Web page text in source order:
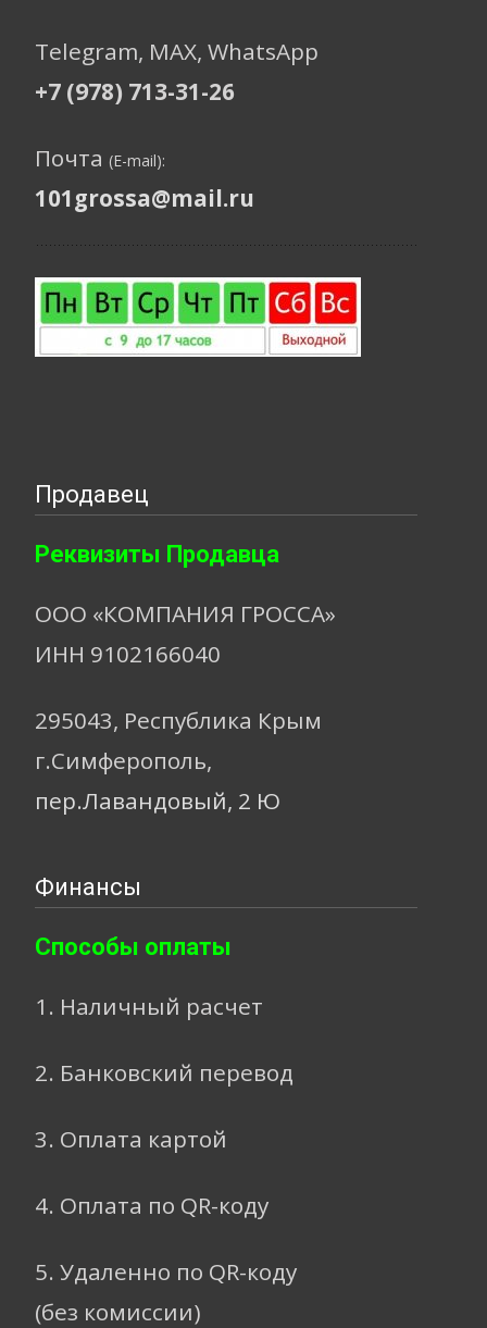
Telegram, МАХ, WhatsApp
+7 (978) 713-31-26
Почта (E-mail):
101grossa@mail.ru
Продавец
Реквизиты Продавца
ООО «КОМПАНИЯ ГРОССА»
ИНН 9102166040
295043, Республика Крым
г.Симферополь,
пер.Лавандовый, 2 Ю
Финансы
Способы оплаты
1. Наличный расчет
2. Банковский перевод
3. Оплата картой
4. Оплата по QR-коду
5. Удаленно по QR-коду
(без комиссии)